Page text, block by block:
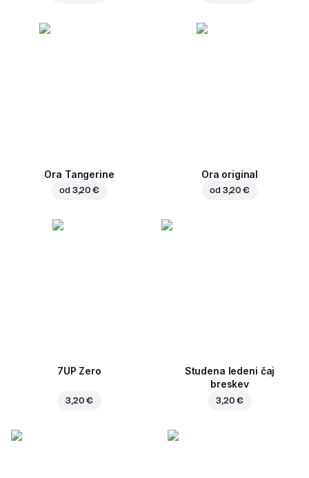
Ora Tangerine
od 3,20 €
Ora original
od 3,20 €
7UP Zero
3,20 €
Studena ledeni čaj
breskev
3,20 €